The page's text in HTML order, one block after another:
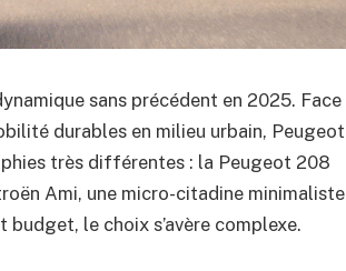
sans précédent en 2025. Face
durables en milieu urbain, Peugeot
très différentes : la Peugeot 208
Ami, une micro-citadine minimaliste
le choix s’avère complexe.